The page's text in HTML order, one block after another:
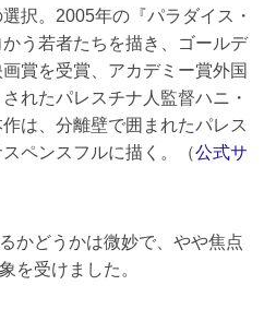
択。2005年の『パラダイス・
う若者たちを描き、ゴールデ
賞を受賞、アカデミー賞外国
れたパレスチナ人監督ハニ・
は、分離壁で囲まれたパレス
ペンスフルに描く。（公式サ
かどうかは微妙で、やや焦点
を受けました。